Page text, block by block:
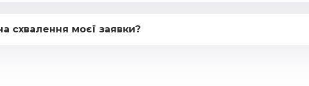
схвалення моєї заявки?